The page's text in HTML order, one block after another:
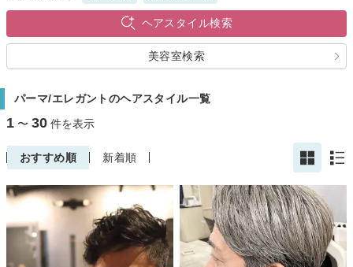
ヘアスタイル検索
美容室検索
パーマ/エレガントのヘアスタイル一覧
1 〜 30 件を表示
おすすめ順 新着順